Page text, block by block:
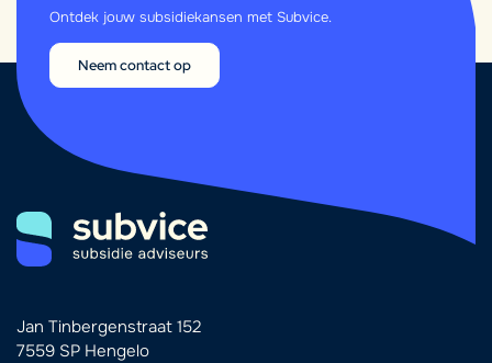
Jan Tinbergenstraat 152
7559 SP Hengelo
Ontdek jouw subsidiekansen met Subvice.
Neem contact op